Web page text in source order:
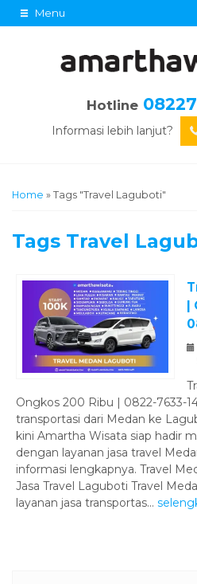
Menu
Hotline
Informasi lebih lanjut?
Home » Tags "Travel Laguboti"
Tags Travel
|
Ongkos 200 Ribu | 0822-7633-
transportasi dari Medan ke
kini Amartha Wisata siap hadir
dengan layanan jasa travel
informasi lengkapnya. Travel
Jasa Travel Laguboti Travel
layanan jasa transportas...